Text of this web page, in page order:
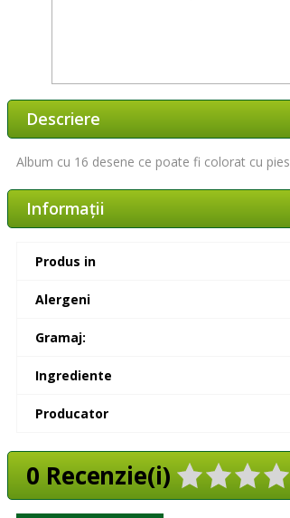
Descriere
Album cu 16 desene ce poate fi colorat cu
Informaţii
Produs in
Alergeni
Gramaj:
Ingrediente
Producator
0 Recenzie(i)